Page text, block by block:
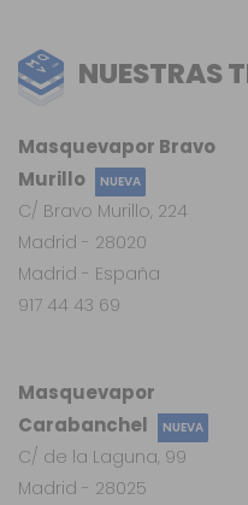
NUESTRAS
Masquevapor
Carabanchel
NUEVA
C/ de la Laguna, 99
Madrid - 28025
Masquevapor Bravo
Murillo
NUEVA
C/ Bravo Murillo, 224
Madrid - 28020
Madrid - España
917 44 43 69